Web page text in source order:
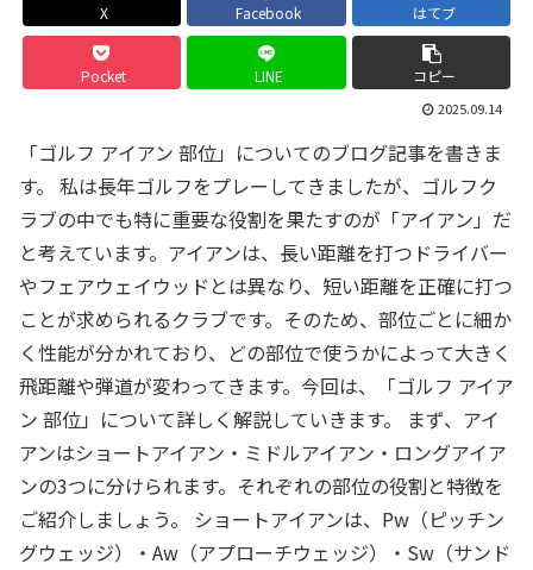
X Facebook はてブ
Pocket LINE コピー
2025.09.14
「ゴルフ アイアン 部位」についてのブログ記事を書きま
す。 私は長年ゴルフをプレーしてきましたが、ゴルフク
ラブの中でも特に重要な役割を果たすのが「アイアン」だ
と考えています。アイアンは、長い距離を打つドライバー
やフェアウェイウッドとは異なり、短い距離を正確に打つ
ことが求められるクラブです。そのため、部位ごとに細か
く性能が分かれており、どの部位で使うかによって大きく
飛距離や弾道が変わってきます。今回は、「ゴルフ アイア
ン 部位」について詳しく解説していきます。 まず、アイ
アンはショートアイアン・ミドルアイアン・ロングアイア
ンの3つに分けられます。それぞれの部位の役割と特徴を
ご紹介しましょう。 ショートアイアンは、Pw（ピッチン
グウェッジ）・Aw（アプローチウェッジ）・Sw（サンド